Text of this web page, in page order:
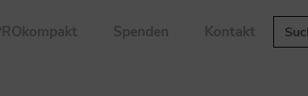
Spenden Kontakt